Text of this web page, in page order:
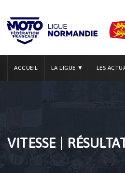
ACCUEIL LA LIGUE ▼ LES
VITESSE |